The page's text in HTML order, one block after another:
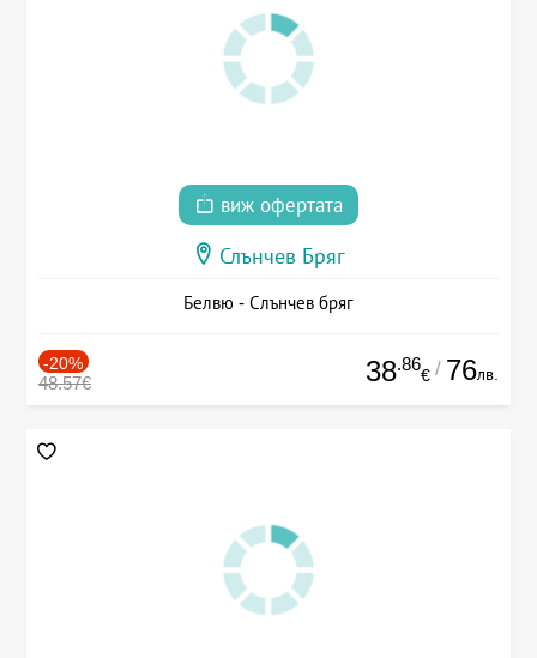
виж офертата
Слънчев Бряг
Белвю - Слънчев бряг
-20%
48.57€ 38.86
€ / 76лв.